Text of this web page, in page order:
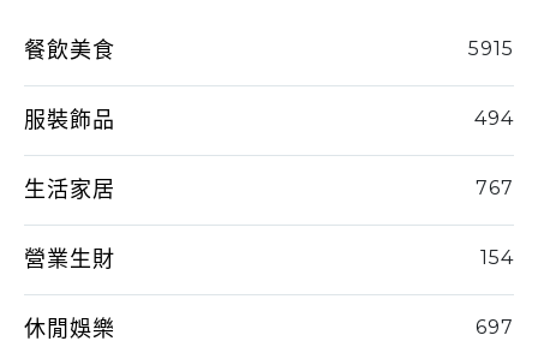
餐飲美食 5915
服裝飾品 494
生活家居 767
營業生財 154
休閒娛樂 697